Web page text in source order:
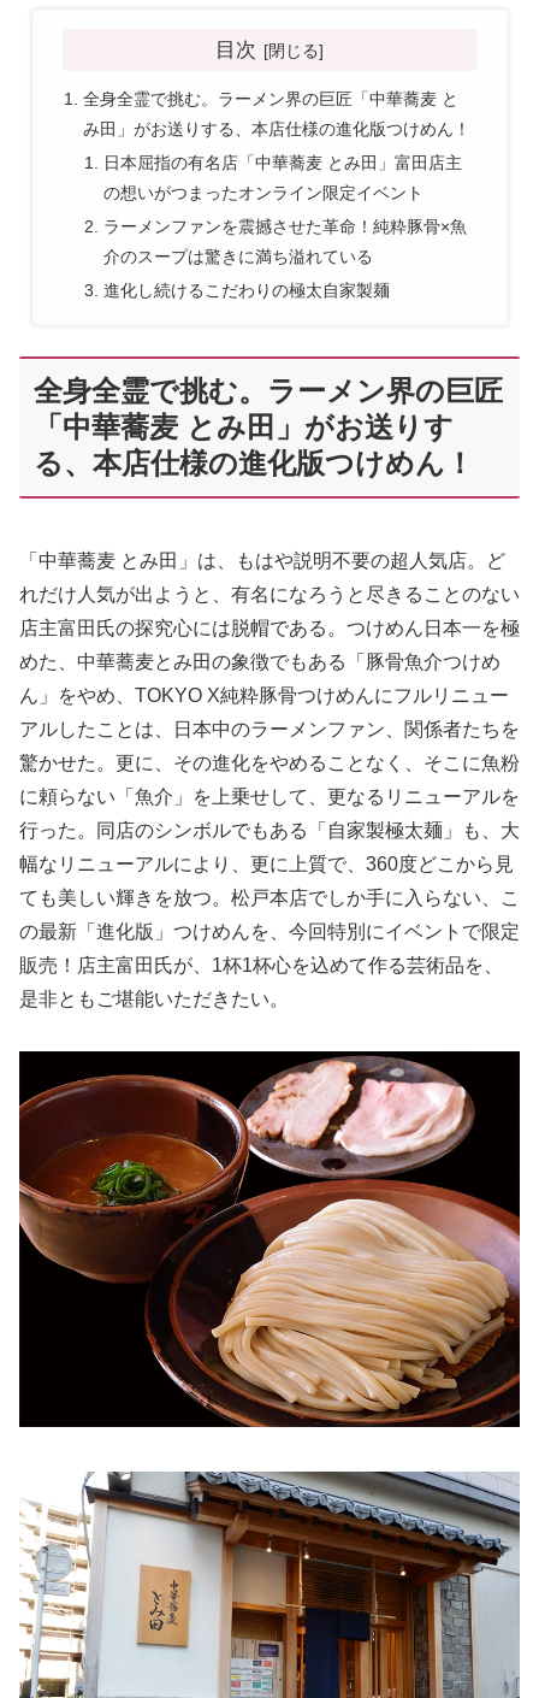
目次
全身全霊で挑む。ラーメン界の巨匠「中華蕎麦 と
み田」がお送りする、本店仕様の進化版つけめん！
日本屈指の有名店「中華蕎麦 とみ田」富田店主
の想いがつまったオンライン限定イベント
ラーメンファンを震撼させた革命！純粋豚骨×魚
介のスープは驚きに満ち溢れている
進化し続けるこだわりの極太自家製麺
全身全霊で挑む。ラーメン界の巨匠
「中華蕎麦 とみ田」がお送りす
る、本店仕様の進化版つけめん！
「中華蕎麦 とみ田」は、もはや説明不要の超人気店。ど
れだけ人気が出ようと、有名になろうと尽きることのない
店主富田氏の探究心には脱帽である。つけめん日本一を極
めた、中華蕎麦とみ田の象徴でもある「豚骨魚介つけめ
ん」をやめ、TOKYO X純粋豚骨つけめんにフルリニュー
アルしたことは、日本中のラーメンファン、関係者たちを
驚かせた。更に、その進化をやめることなく、そこに魚粉
に頼らない「魚介」を上乗せして、更なるリニューアルを
行った。同店のシンボルでもある「自家製極太麺」も、大
幅なリニューアルにより、更に上質で、360度どこから見
ても美しい輝きを放つ。松戸本店でしか手に入らない、こ
の最新「進化版」つけめんを、今回特別にイベントで限定
販売！店主富田氏が、1杯1杯心を込めて作る芸術品を、
是非ともご堪能いただきたい。